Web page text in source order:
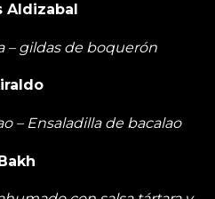
Aldizabal
– gildas de boquerón
– Ensaladilla de bacalao